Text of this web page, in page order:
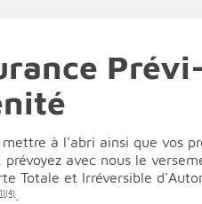
mettre à l'abri ainsi que vos
, prévoyez avec nous le
Totale et Irréversible
(4)